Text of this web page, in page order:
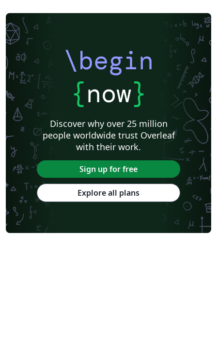
\begin
{now}
Discover why over 25 million
people worldwide trust Overleaf
with their work.
Sign up for free
Explore all plans